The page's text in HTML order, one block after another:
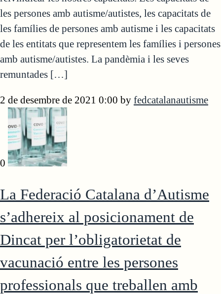
les persones amb autisme/autistes, les capacitats de
les famílies de persones amb autisme i les capacitats
de les entitats que representem les famílies i persones
amb autisme/autistes. La pandèmia i les seves
remuntades […]
2 de desembre de 2021 0:00 by fedcatalanautisme
0
La Federació Catalana d’Autisme
s’adhereix al posicionament de
Dincat per l’obligatorietat de
vacunació entre les persones
professionals que treballen amb